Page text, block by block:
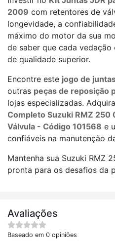
2009 com retentores de
longevidade, a
máximo do motor da sua
de saber que cada
de qualidade superior.
Encontre este jogo de
outras peças de reposição
lojas especializadas.
Completo Suzuki RMZ
Válvula - Código 101568 e
confiáveis na manutenção
Mantenha sua Suzuki RMZ
pronta para os desafios da
Avaliações
Baseado em 0 opiniões